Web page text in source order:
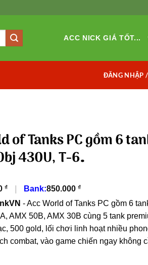
ACC NICK GIÁ TỐT...
ĐĂNG NHẬP
of Tanks PC gồm 6
430U, T-6…
₫ Bank:850.000 ₫
- Acc World of Tanks PC gồm 6
AMX 50B, AMX 30B cùng 5 tank
500 gold, lối chơi linh hoạt nhiều
combat, vào game chiến ngay không